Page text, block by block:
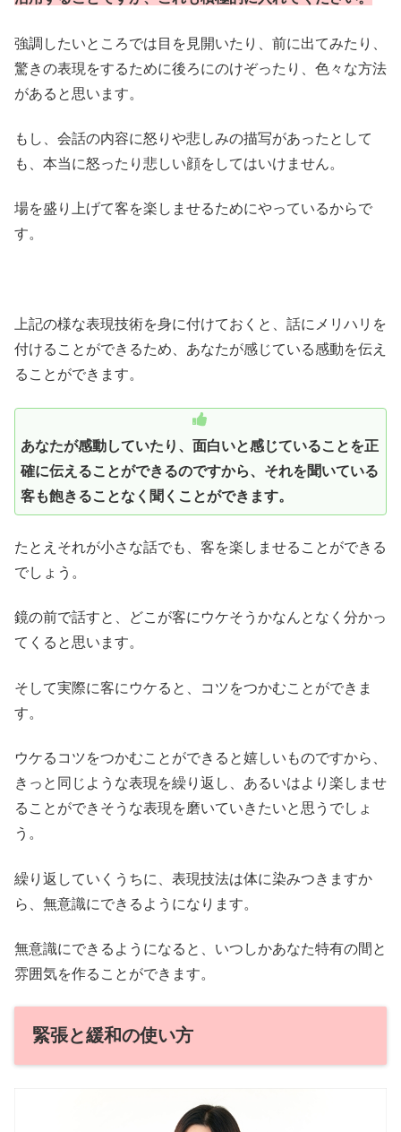
強調したいところでは目を見開いたり、前に出てみたり、
驚きの表現をするために後ろにのけぞったり、色々な方法
があると思います。
もし、会話の内容に怒りや悲しみの描写があったとして
も、本当に怒ったり悲しい顔をしてはいけません。
場を盛り上げて客を楽しませるためにやっているからで
す。
上記の様な表現技術を身に付けておくと、話にメリハリを
付けることができるため、あなたが感じている感動を伝え
ることができます。
あなたが感動していたり、面白いと感じていることを正
確に伝えることができるのですから、それを聞いている
客も飽きることなく聞くことができます。
たとえそれが小さな話でも、客を楽しませることができる
でしょう。
鏡の前で話すと、どこが客にウケそうかなんとなく分かっ
てくると思います。
そして実際に客にウケると、コツをつかむことができま
す。
ウケるコツをつかむことができると嬉しいものですから、
きっと同じような表現を繰り返し、あるいはより楽しませ
ることができそうな表現を磨いていきたいと思うでしょ
う。
繰り返していくうちに、表現技法は体に染みつきますか
ら、無意識にできるようになります。
無意識にできるようになると、いつしかあなた特有の間と
雰囲気を作ることができます。
緊張と緩和の使い方